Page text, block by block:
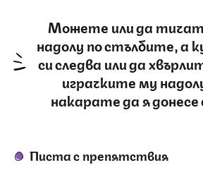
Можете или да
надолу по стълбите, а
си следва или да
играчките му
накарате да я
Писта с препятствия